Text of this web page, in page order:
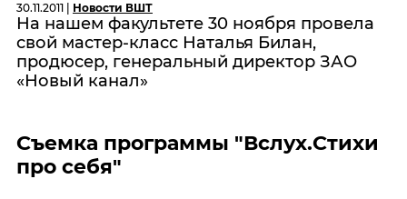
30.11.2011 | Новости ВШТ
На нашем факультете 30 ноября провела
свой мастер-класс Наталья Билан,
продюсер, генеральный директор ЗАО
«Новый канал»
Съемка программы "Вслух.Стихи
про себя"